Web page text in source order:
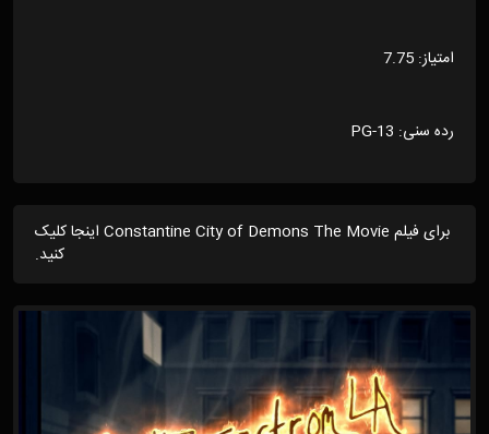
امتیاز: 7.75
رده سنی: PG-13
برای فیلم Constantine City of Demons The Movie اینجا کلیک
کنید.